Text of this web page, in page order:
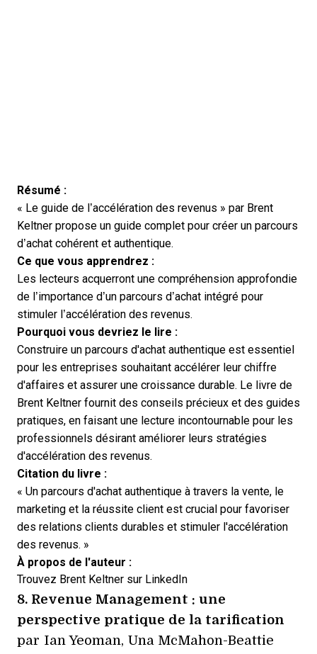
Résumé :
« Le guide de l’accélération des revenus » par Brent
Keltner propose un guide complet pour créer un parcours
d’achat cohérent et authentique.
Ce que vous apprendrez :
Les lecteurs acquerront une compréhension approfondie
de l’importance d’un parcours d’achat intégré pour
stimuler l’accélération des revenus.
Pourquoi vous devriez le lire :
Construire un parcours d'achat authentique est essentiel
pour les entreprises souhaitant accélérer leur chiffre
d'affaires et assurer une croissance durable. Le livre de
Brent Keltner fournit des conseils précieux et des guides
pratiques, en faisant une lecture incontournable pour les
professionnels désirant améliorer leurs stratégies
d'accélération des revenus.
Citation du livre :
« Un parcours d'achat authentique à travers la vente, le
marketing et la réussite client est crucial pour favoriser
des relations clients durables et stimuler l'accélération
des revenus. »
À propos de l'auteur :
Trouvez Brent Keltner sur LinkedIn
8. Revenue Management : une
perspective pratique de la tarification
par Ian Yeoman, Una McMahon-Beattie